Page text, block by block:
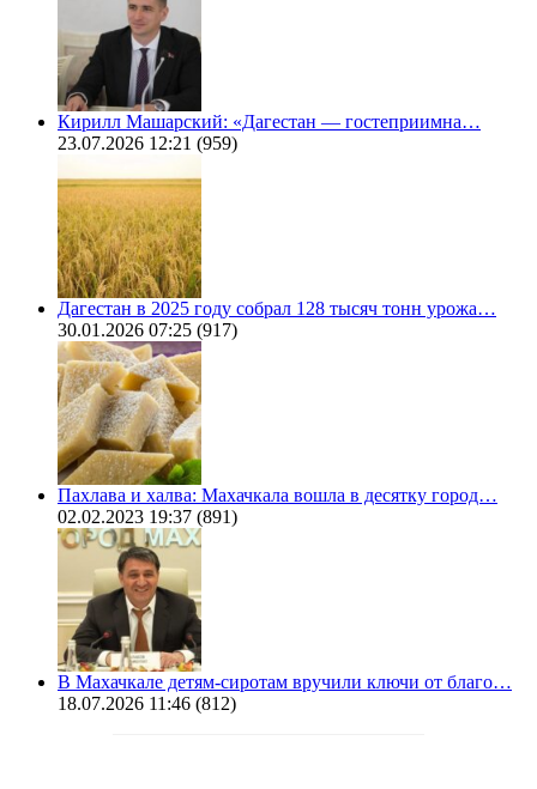
Кирилл Машарский: «Дагестан — гостеприимна…
23.07.2026 12:21 (959)
Дагестан в 2025 году собрал 128 тысяч тонн урожа…
30.01.2026 07:25 (917)
Пахлава и халва: Махачкала вошла в десятку город…
02.02.2023 19:37 (891)
В Махачкале детям-сиротам вручили ключи от благо…
18.07.2026 11:46 (812)